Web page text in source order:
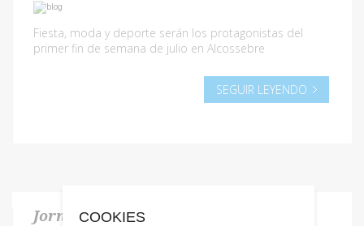
Fiesta, moda y deporte serán los protagonistas del
primer fin de semana de julio en Alcossebre
SEGUIR LEYENDO
Jornada de actividades en familia
COOKIES